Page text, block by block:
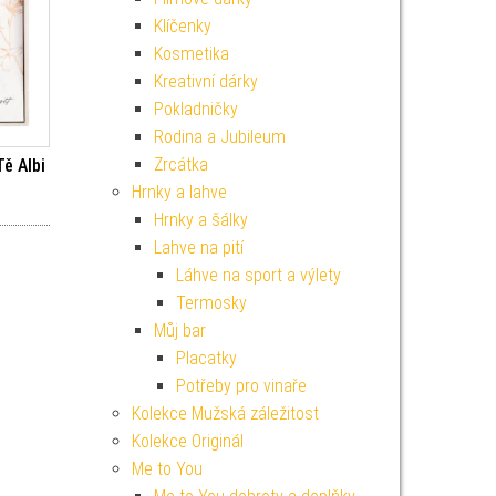
Albi
cena byla: 249 Kč.
Aktuální cena je: 224 Kč.
Klíčenky
Kosmetika
Kreativní dárky
Pokladničky
Rodina a Jubileum
Zrcátka
Hrnky a lahve
Hrnky a šálky
Lahve na pití
Láhve na sport a výlety
Termosky
Můj bar
Placatky
Potřeby pro vinaře
Kolekce Mužská záležitost
Kolekce Originál
Me to You